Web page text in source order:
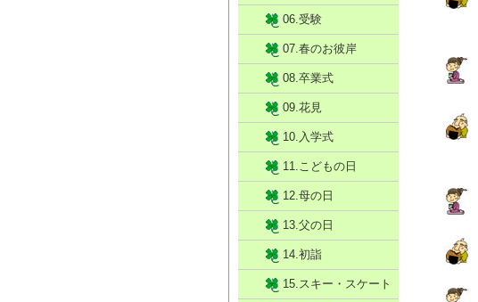
06.受験
07.春のお彼岸
08.卒業式
09.花見
10.入学式
11.こどもの日
12.母の日
13.父の日
14.初詣
15.スキー・スケート